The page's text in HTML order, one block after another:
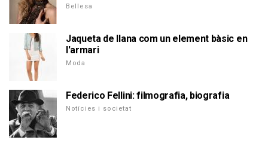
Bellesa
Jaqueta de llana com un element bàsic en
l'armari
Moda
Federico Fellini: filmografia, biografia
Notícies i societat